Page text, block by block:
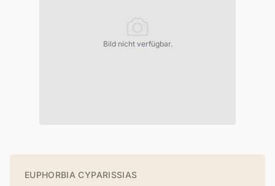
Bild nicht verfügbar.
EUPHORBIA CYPARISSIAS